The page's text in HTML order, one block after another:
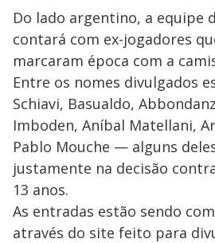
Do lado argentino, a equipe
contará com ex-jogadores
marcaram época com a
Entre os nomes divulgados
Schiavi, Basualdo,
Imboden, Aníbal Matellani,
Pablo Mouche — alguns
justamente na decisão
13 anos.
As entradas estão sendo
através do site feito para